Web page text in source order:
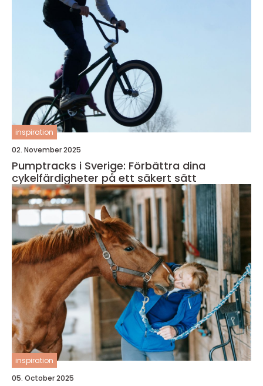
inspiration
02. November 2025
Pumptracks i Sverige: Förbättra dina
cykelfärdigheter på ett säkert sätt
inspiration
05. October 2025